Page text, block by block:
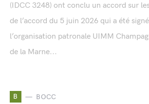
(IDCC 3248) ont conclu un accord sur
de l’accord du 5 juin 2026 qui a été
l’organisation patronale UIMM
de la Marne...
B BOCC